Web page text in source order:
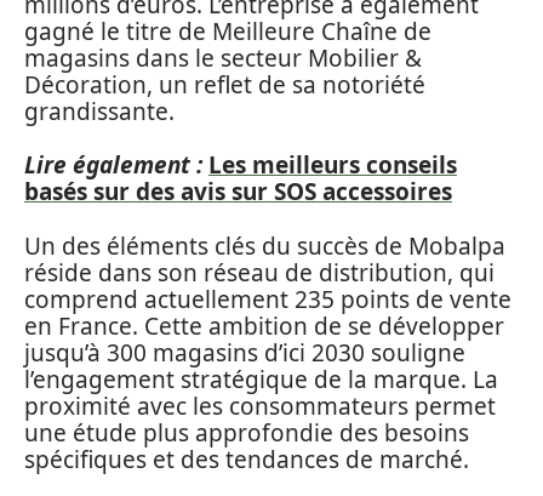
gagné le titre de Meilleure Chaîne de
magasins dans le secteur Mobilier &
Décoration, un reflet de sa notoriété
grandissante.
Lire également : Les meilleurs conseils
basés sur des avis sur SOS accessoires
Un des éléments clés du succès de Mobalpa
réside dans son réseau de distribution, qui
comprend actuellement 235 points de vente
en France. Cette ambition de se développer
jusqu’à 300 magasins d’ici 2030 souligne
l’engagement stratégique de la marque. La
proximité avec les consommateurs permet
une étude plus approfondie des besoins
spécifiques et des tendances de marché.